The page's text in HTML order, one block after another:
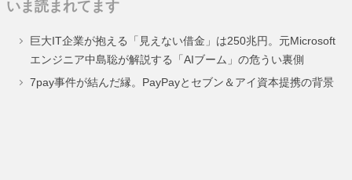
いま読まれてます
巨大IT企業が抱える「見えない借金」は250兆円。元Microsoft
エンジニア中島聡が解説する「AIブーム」の危うい裏側
7pay事件が結んだ縁。PayPayとセブン＆アイ資本提携の背景